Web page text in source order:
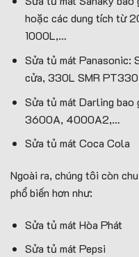
hoặc các dung tích từ
1000L,…
Sửa tủ mát Panasonic:
cửa, 330L SMR
Sửa tủ mát Darling
3600A, 4000A2,…
Sửa tủ mát Coca Cola
Ngoài ra, chúng tôi còn
phổ biến hơn như:
Sửa tủ mát Hòa Phát
Sửa tủ mát Pepsi